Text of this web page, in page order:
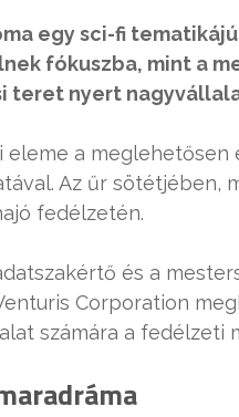
egy sci-fi
fókuszba, mint a
teret nyert
eleme a
Az űr sötétjében,
fedélzetén.
és a
Corporation
számára a